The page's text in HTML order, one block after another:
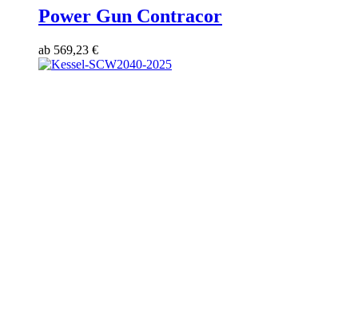
Power Gun Contracor
ab 569,23 €